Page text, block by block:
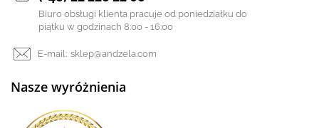
Biuro obsługi klienta pracuje od poniedziałku do
piątku w godzinach 8:00 - 16:00
E-mail: sklep@andzela.com
Nasze wyróżnienia